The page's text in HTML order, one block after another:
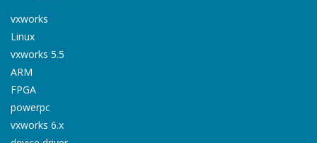
vxworks
Linux
vxworks 5.5
ARM
FPGA
powerpc
vxworks 6.x